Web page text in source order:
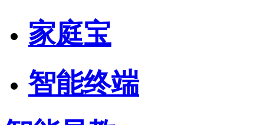
家庭宝
智能终端